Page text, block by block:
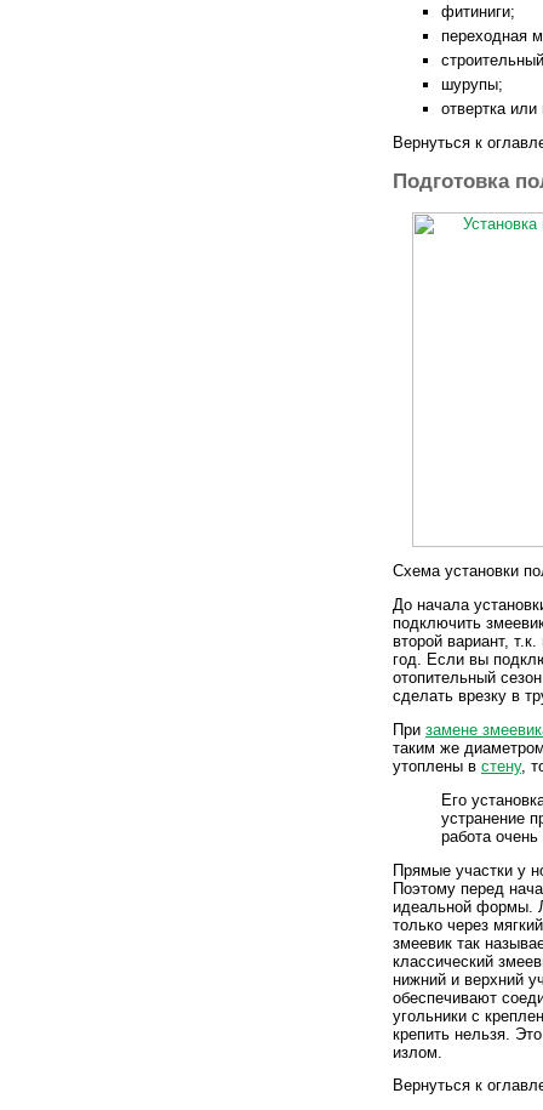
фитиниги;
переходная
шурупы;
отвертка
Вернуться к
Подготовка
Схема установки
До начала
подключить
второй вариант,
год. Если вы
отопительный
сделать врезку в
При замене
таким же
утоплены в стену,
Его
устранение
работа
Прямые участки у
Поэтому перед
идеальной формы.
только через
змеевик так
классический
нижний и верхний
обеспечивают
угольники с
крепить нельзя.
излом.
Вернуться к